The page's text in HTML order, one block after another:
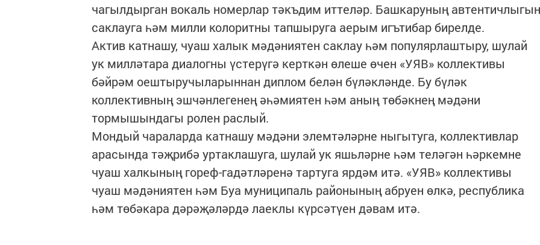
чагылдырган вокаль номерлар тәкъдим иттеләр. Башкаруның автентичлыгын
саклауга һәм милли колоритны тапшыруга аерым игътибар бирелде.
Актив катнашу, чуаш халык мәдәниятен саклау һәм популярлаштыру, шулай
ук милләтара диалогны үстерүгә керткән өлеше өчен «УЯВ» коллективы
бәйрәм оештыручыларыннан диплом белән бүләкләнде. Бу бүләк
коллективның эшчәнлегенең әһәмиятен һәм аның төбәкнең мәдәни
тормышындагы ролен раслый.
Мондый чараларда катнашу мәдәни элемтәләрне ныгытуга, коллективлар
арасында тәҗрибә уртаклашуга, шулай ук яшьләрне һәм теләгән һәркемне
чуаш халкының гореф-гадәтләренә тартуга ярдәм итә. «УЯВ» коллективы
чуаш мәдәниятен һәм Буа муниципаль районының абруен өлкә, республика
һәм төбәкара дәрәҗәләрдә лаеклы күрсәтүен дәвам итә.